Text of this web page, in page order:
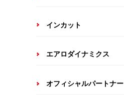
インカット
エアロダイナミクス
オフィシャルパートナー